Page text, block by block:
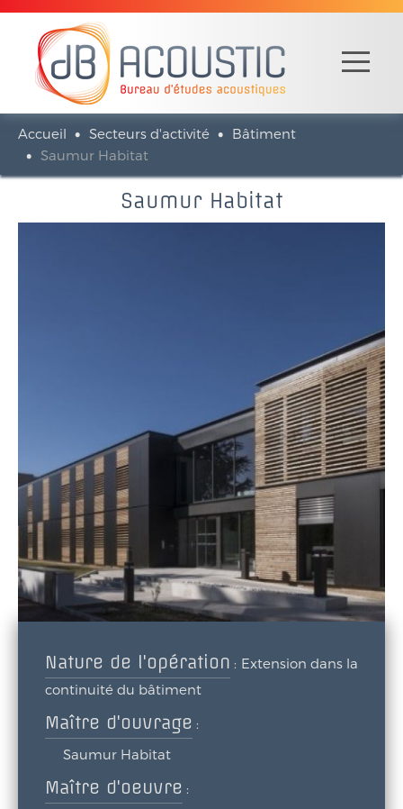
Accueil Secteurs d'activité
Bâtiment
Saumur Habitat
Saumur Habitat
Nature de l'opération : Extension dans la
continuité du bâtiment
Maître d'ouvrage :
Saumur Habitat
Maître d'oeuvre :